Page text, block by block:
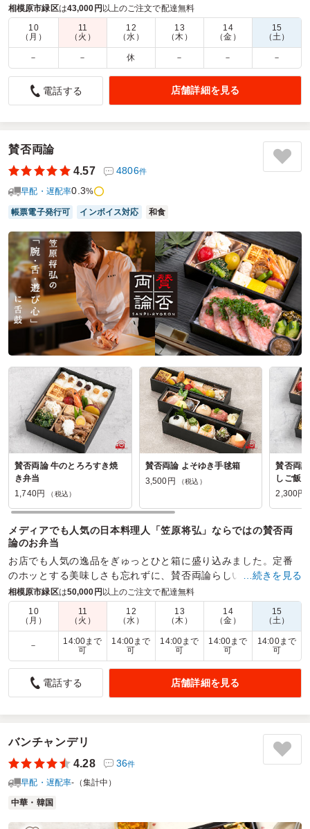
直送の食材で作る彩り海鮮出汁御飯とこだわりのお魚料理。
商品数： 締切日時： 1日前17:00 価格帯：
800円～1,800円
配達時間：
9:30～16:00
とても満足頂けました。ありがとうございました。
5.0
所から採用に関する連絡が私の手元に届きました。
お弁当の良さもプラスαとして関係していたのではないかと
個人的な感覚ですがそう感じております。ありがとうござい
ました。
ご利用シーン：会議・セミナー ›セミナー
参加者の年齢：30代～40代男女比：女性多め
東京都板橋区高島平2026/06/17
鮨割烹ふじの口コミをもっと見る
相模原市緑区は43,000円 以上のご注文で配達無料
10
（月）
11
（火）
12
（水）
13
（木）
14
（金）
15
（土）
－ － 休 － － －
電話する 店舗詳細を見る
賛否両論
4.57
4806件
早配・遅配率0.3%
帳票電子発行可 インボイス対応 和食
賛否両論 牛のとろろすき焼
き弁当
1,740円
（税込）
賛否両論 よそゆき手毬箱
3,500円
（税込）
賛否両
しご飯
2,300円
メディアでも人気の日本料理人「笠原将弘」ならではの賛否両
論のお弁当
お店でも人気の逸品をぎゅっとひと箱に盛り込みました。定番
のホッとする美味しさも忘れずに、賛否両論らしい遊び心を散
りばめた、懐かしいけど新しい 笠原流の特製弁当です。
商品数： 締切日時： 1日前09:00 価格帯：
1,620円～9,800円
配達時間：
10:00～14:00
さすが！美味しい！
5.0 株式会社東横イン 京王線橋本駅北口
会社のスタッフも大変喜んでいました！
また美味しいお料理とお酒を飲みに行きたいです！
ご利用シーン： 会議・セミナー
参加者の年齢：30代～40代
神奈川県相模原市緑区橋本
…続きを見る
相模原市緑区は50,000円以上のご注文で配達無料
10
（月）
11
（火）
12
（水）
13
（木）
14
（金）
15
（土）
－
14:00まで
可
14:00まで
可
14:00まで
可
14:00まで
可
14:00まで
可
電話する 店舗詳細を見る
バンチャンデリ
4.28
36件
早配・遅配率-（集計中）
中華・韓国